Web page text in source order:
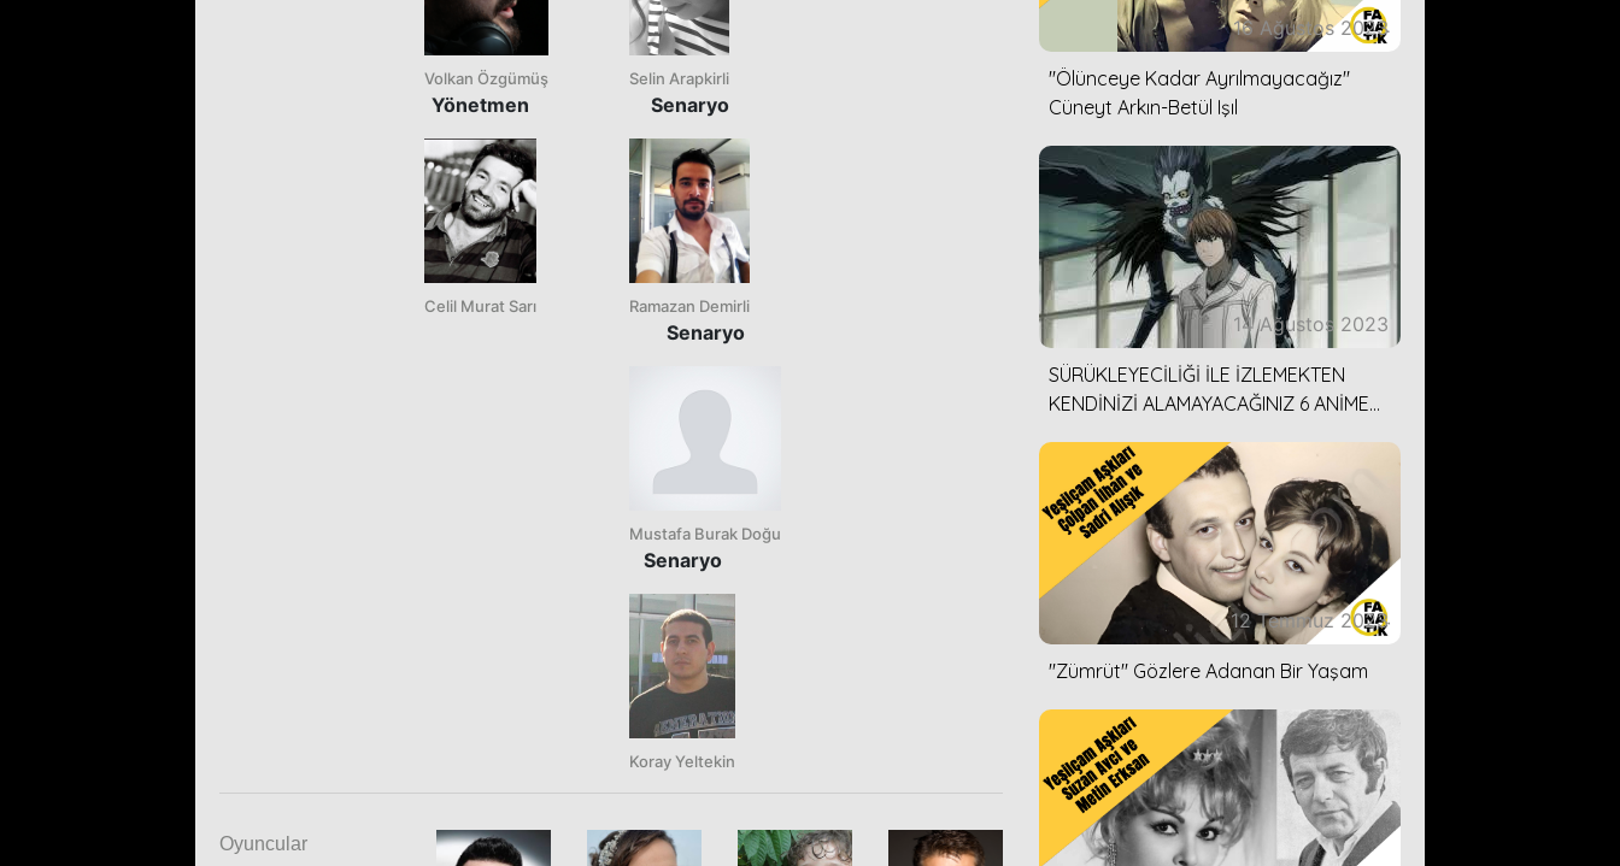
Volkan Özgümüş
Yönetmen
Celil Murat Sarı
Selin Arapkirli
Senaryo
Ramazan Demirli
Senaryo
Mustafa Burak Doğu
Senaryo
Koray Yeltekin
Oyuncular
16 Ağustos 2023
''Ölünceye Kadar Ayrılmayacağız''
Cüneyt Arkın-Betül Işıl
14 Ağustos 2023
SÜRÜKLEYECİLİĞİ İLE İZLEMEKTEN
KENDİNİZİ ALAMAYACAĞINIZ 6 ANİME
12 Temmuz 2023
''Zümrüt'' Gözlere Adanan Bir Yaşam